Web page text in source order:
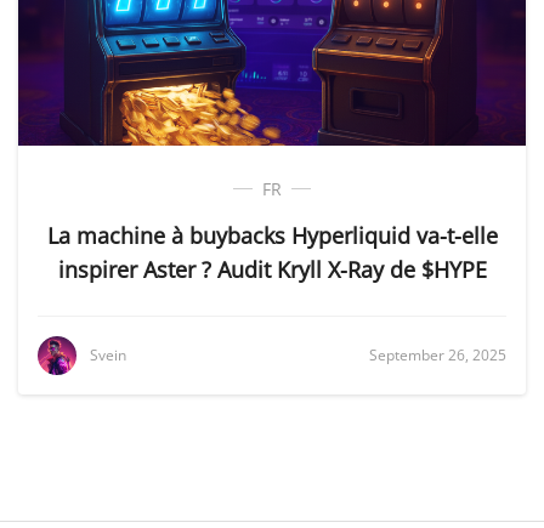
FR
La machine à buybacks Hyperliquid va-t-elle
inspirer Aster ? Audit Kryll X-Ray de $HYPE
Svein September 26, 2025